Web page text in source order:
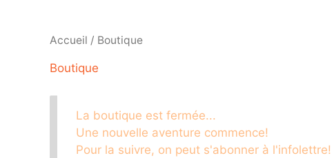
Accueil / Boutique
Boutique
La boutique est fermée...
Une nouvelle aventure commence!
Pour la suivre, on peut s'abonner à l'infolettre!